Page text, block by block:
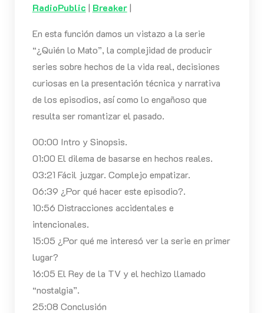
RadioPublic | Breaker|
En esta función damos un vistazo a la serie
“¿Quién lo Mato”, la complejidad de producir
series sobre hechos de la vida real, decisiones
curiosas en la presentación técnica y narrativa
de los episodios, así como lo engañoso que
resulta ser romantizar el pasado.
00:00 Intro y Sinopsis.
01:00 El dilema de basarse en hechos reales.
03:21 Fácil juzgar. Complejo empatizar.
06:39 ¿Por qué hacer este episodio?.
10:56 Distracciones accidentales e
intencionales.
15:05 ¿Por qué me interesó ver la serie en primer
lugar?
16:05 El Rey de la TV y el hechizo llamado
“nostalgia”.
25:08 Conclusión